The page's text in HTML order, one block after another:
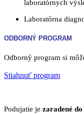
laboratórnych
Laboratórna
ODBORNÝ PROGRAM
Odborný program si
Stiahnuť program
Podujatie je zaradené